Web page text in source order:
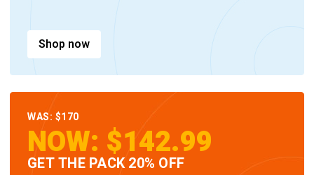
Shop now
WAS: $170
NOW: $142.99
GET THE PACK 20% OFF